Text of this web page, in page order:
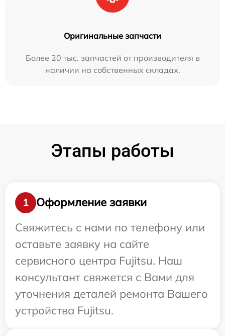
Оригинальные запчасти
Более 20 тыс. запчастей от производителя в
наличии на собственных складах.
Этапы работы
1
Оформление заявки
Свяжитесь с нами по телефону или
оставьте заявку на сайте
сервисного центра Fujitsu. Наш
консультант свяжется с Вами для
уточнения деталей ремонта Вашего
устройства Fujitsu.